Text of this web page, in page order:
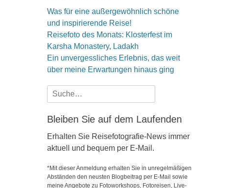
Was für eine außergewöhnlich schöne
und inspirierende Reise!
Reisefoto des Monats: Klosterfest im
Karsha Monastery, Ladakh
Ein unvergessliches Erlebnis, das weit
über meine Erwartungen hinaus ging
Suche
nach:
Bleiben Sie auf dem Laufenden
Erhalten Sie Reisefotografie-News immer
aktuell und bequem per E-Mail.
*Mit dieser Anmeldung erhalten Sie in unregelmäßigen
Abständen den neusten Blogbeitrag per E-Mail sowie
meine Angebote zu Fotoworkshops, Fotoreisen, Live-